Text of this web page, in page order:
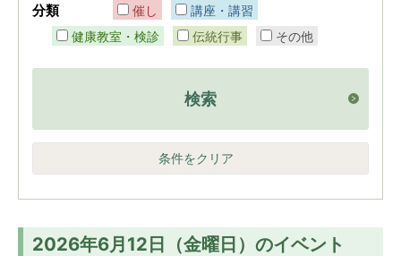
分類 催し
講座・講習
健康教室・検診
伝統行事 その他
検索
条件をクリア
2026年6月12日（金曜日）のイベント